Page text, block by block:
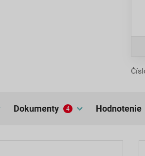
dokumenty 4 hodnotenie